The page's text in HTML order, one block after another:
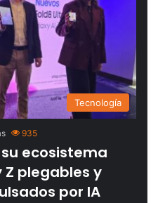
Tecnología
935
ecosistema
Z plegables y
por IA